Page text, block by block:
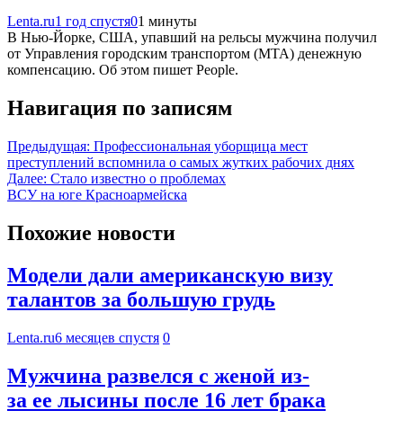
Lenta.ru1 год спустя01 минуты
В Нью-Йорке, США, упавший на рельсы мужчина получил
от Управления городским транспортом (MTA) денежную
компенсацию. Об этом пишет People.
Навигация по записям
Предыдущая: Профессиональная уборщица мест
преступлений вспомнила о самых жутких рабочих днях
Далее: Стало известно о проблемах
ВСУ на юге Красноармейска
Похожие новости
Модели дали американскую визу
талантов за большую грудь
Lenta.ru6 месяцев спустя 0
Мужчина развелся с женой из-
за ее лысины после 16 лет брака